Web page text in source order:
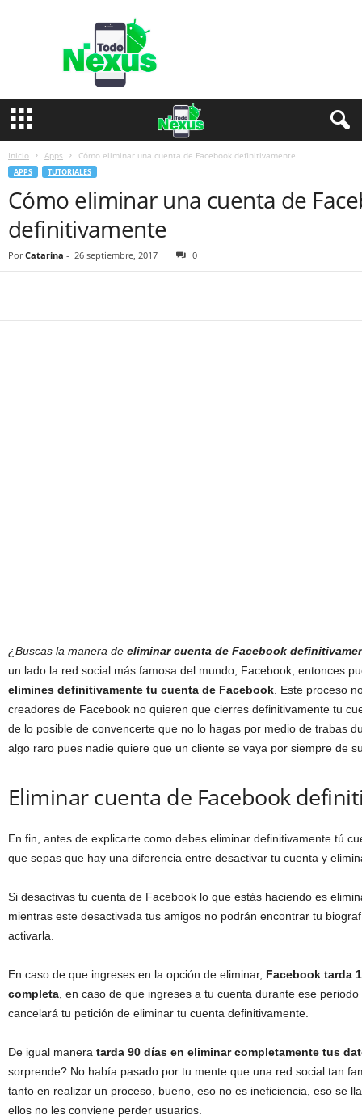
e
Inicio Apps Cómo eliminar una cuenta de Facebook definitivamente
APPS TUTORIALES
Cómo eliminar una cuenta de
definitivamente
Por Catarina - 26 septiembre, 2017 0
¿Buscas la manera de eliminar cuenta de Facebook
un lado la red social más famosa del mundo, Facebook, entonces
elimines definitivamente tu cuenta de Facebook. Este proceso
creadores de Facebook no quieren que cierres definitivamente tu
de lo posible de convencerte que no lo hagas por medio de trabas
algo raro pues nadie quiere que un cliente se vaya por siempre de
Eliminar cuenta de Facebook
En fin, antes de explicarte como debes eliminar definitivamente tú
que sepas que hay una diferencia entre desactivar tu cuenta y
Si desactivas tu cuenta de Facebook lo que estás haciendo es
mientras este desactivada tus amigos no podrán encontrar tu
activarla.
En caso de que ingreses en la opción de eliminar, Facebook tarda
completa, en caso de que ingreses a tu cuenta durante ese
cancelará tu petición de eliminar tu cuenta definitivamente.
De igual manera tarda 90 días en eliminar completamente tus
sorprende? No había pasado por tu mente que una red social tan
tanto en realizar un proceso, bueno, eso no es ineficiencia, eso se
ellos no les conviene perder usuarios.